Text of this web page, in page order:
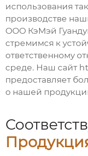
использования
производстве
ООО КэМэй
стремимся к
ответственному
среде. Наш сайт
предоставляет
о нашей